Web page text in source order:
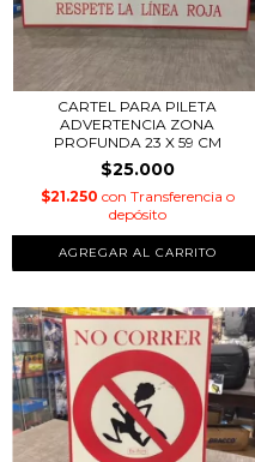
CARTEL PARA PILETA
ADVERTENCIA ZONA
PROFUNDA 23 X 59 CM
$25.000
$21.250 con Transferencia o
depósito